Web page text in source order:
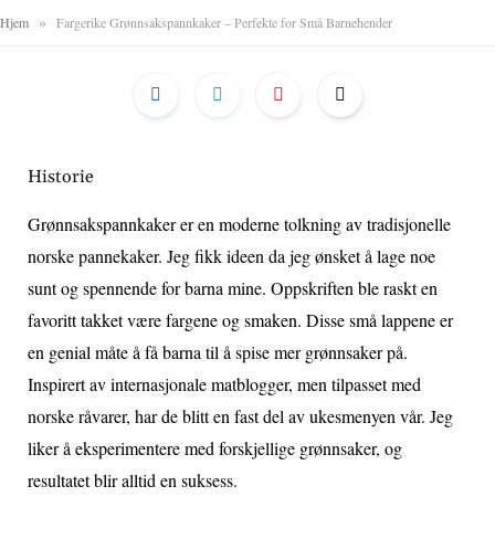
Hjem » Fargerike Grønnsakspannkaker – Perfekte for Små Barnehender
Historie
Grønnsakspannkaker er en moderne tolkning av tradisjonelle
norske pannekaker. Jeg fikk ideen da jeg ønsket å lage noe
sunt og spennende for barna mine. Oppskriften ble raskt en
favoritt takket være fargene og smaken. Disse små lappene er
en genial måte å få barna til å spise mer grønnsaker på.
Inspirert av internasjonale matblogger, men tilpasset med
norske råvarer, har de blitt en fast del av ukesmenyen vår. Jeg
liker å eksperimentere med forskjellige grønnsaker, og
resultatet blir alltid en suksess.